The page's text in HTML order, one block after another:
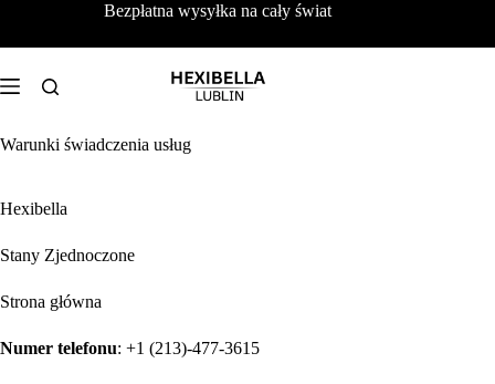
treści
Bezpłatna wysyłka na cały świat
Warunki świadczenia usług
Hexibella
Stany Zjednoczone
Strona główna
Numer telefonu: +1 (213)-477-3615